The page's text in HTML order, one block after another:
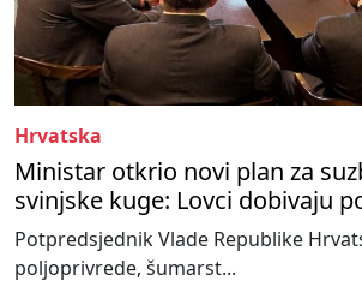
Hrvatska
Ministar otkrio novi plan za
svinjske kuge: Lovci dobivaju
Potpredsjednik Vlade Republike
poljoprivrede, šumarst...